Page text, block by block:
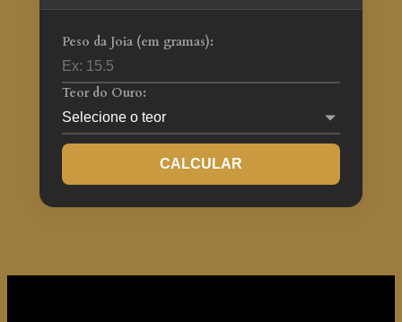
Peso da Joia (em gramas):
Teor do Ouro:
CALCULAR